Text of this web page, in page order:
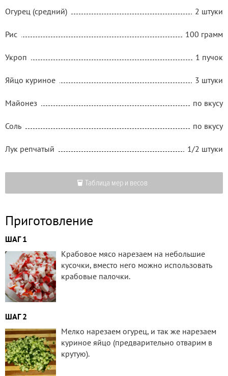
Огурец (средний) 2 штуки
Рис 100 грамм
Укроп 1 пучок
Яйцо куриное 3 штуки
Майонез по вкусу
Соль по вкусу
Лук репчатый 1/2 штуки
Таблица мер и весов
Приготовление
ШАГ 1
Крабовое мясо нарезаем на небольшие
кусочки, вместо него можно использовать
крабовые палочки.
ШАГ 2
Мелко нарезаем огурец, и так же нарезаем
куриное яйцо (предварительно отварим в
крутую).